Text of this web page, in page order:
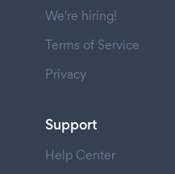
We're hiring!
Terms of Service
Privacy
Support
Help Center